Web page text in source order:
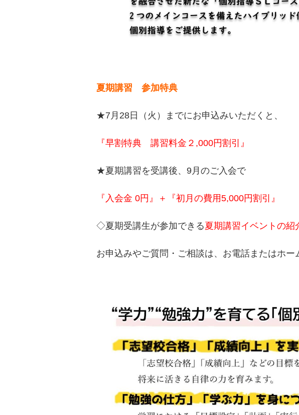
夏期講習 参加特典
★7月28日（火）までにお申込みいただくと、
『早割特典 講習料金２,000円割引』
★夏期講習を受講後、9月のご入会で
『入会金 0円』＋『初月の費用5,000円割引』
◇夏期受講生が参加できる夏期講習イベントの紹
お申込みやご質問・ご相談は、お電話またはホー